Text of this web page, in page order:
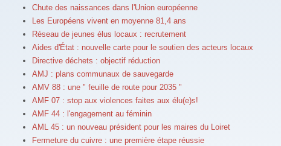
Chute des naissances dans l'Union européenne
Les Européens vivent en moyenne 81,4 ans
Réseau de jeunes élus locaux : recrutement
Aides d'État : nouvelle carte pour le soutien des acteurs locaux
Directive déchets : objectif réduction
AMJ : plans communaux de sauvegarde
AMV 88 : une " feuille de route pour 2035 "
AMF 07 : stop aux violences faites aux élu(e)s!
AMF 44 : l'engagement au féminin
AML 45 : un nouveau président pour les maires du Loiret
Fermeture du cuivre : une première étape réussie